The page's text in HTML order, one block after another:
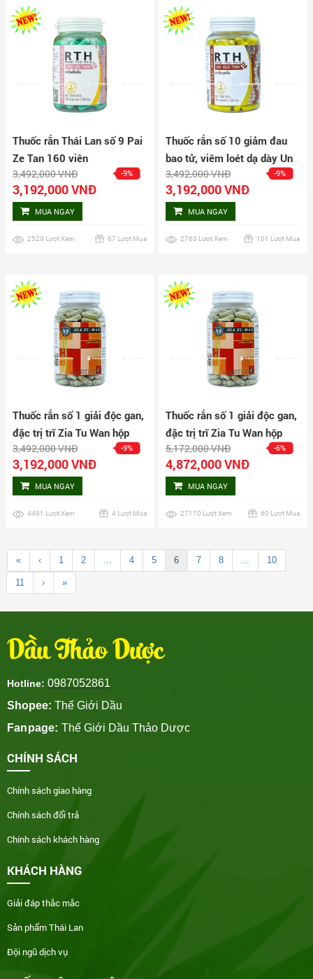
Thuốc rắn Thái Lan số 9 Pai
Ze Tan 160 viên
3,492,000 VNĐ -9%
3,192,000 VNĐ
MUA NGAY
2529 Lượt Xem 67 Lượt Mua
Thuốc rắn số 10 giảm đau
bao tử, viêm loét dạ dày Un
Oui Tan hộp 160 viên
3,492,000 VNĐ -9%
3,192,000 VNĐ
MUA NGAY
2763 Lượt Xem 101 Lượt Mua
Thuốc rắn số 1 giải độc gan,
đặc trị trĩ Zia Tu Wan hộp
160 viên
3,492,000 VNĐ -9%
3,192,000 VNĐ
MUA NGAY
4491 Lượt Xem 4 Lượt Mua
Thuốc rắn số 1 giải độc gan,
đặc trị trĩ Zia Tu Wan hộp
250 viên
5,172,000 VNĐ -6%
4,872,000 VNĐ
MUA NGAY
27170 Lượt Xem 60 Lượt Mua
« ‹ 1 2 ... 4 5 6 7 8 ... 10
11 › »
Dầu Thảo Dược
Hotline: 0987052861
Shopee: Thế Giới Dầu
Fanpage: Thế Giới Dầu Thảo Dược
CHÍNH SÁCH
Chính sách giao hàng
Chính sách đổi trả
Chính sách khách hàng
KHÁCH HÀNG
Giải đáp thắc mắc
Sản phẩm Thái Lan
Đội ngũ dịch vụ